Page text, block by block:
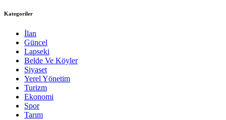
Kategoriler
İlan
Güncel
Lapseki
Belde Ve Köyler
Siyaset
Yerel Yönetim
Turizm
Ekonomi
Spor
Tarım